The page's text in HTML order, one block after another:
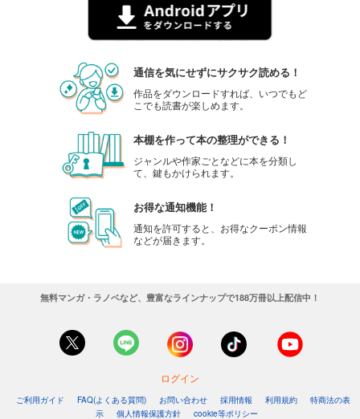
通信を気にせずにサクサク読める！
作品をダウンロードすれば、いつでもど
こでも読書が楽しめます。
本棚を作って本の整理ができる！
ジャンルや作家ごとなどに本を分類し
て、鍵もかけられます。
お得な通知機能！
通知を許可すると、お得なクーポン情報
などが届きます。
無料マンガ・ラノベなど、豊富なラインナップで188万冊以上配信中！
ログイン
ご利用ガイド FAQ(よくある質問) お問い合わせ 採用情報 利用規約
特商法の表
示
個人情報保護方針 cookie等ポリシー